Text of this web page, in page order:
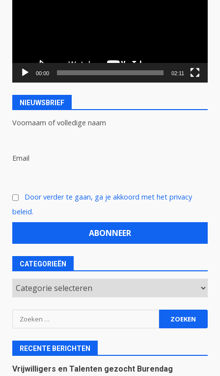
00:00 02:11
NIEUWSBRIEF
Voornaam of volledige naam
Email
Door verder te gaan, ga je akkoord met het privacy
beleid.
CATEGORIEËN
Categorieën
Zoeken
naar:
RECENTE BERICHTEN
Vrijwilligers en Talenten gezocht Burendag